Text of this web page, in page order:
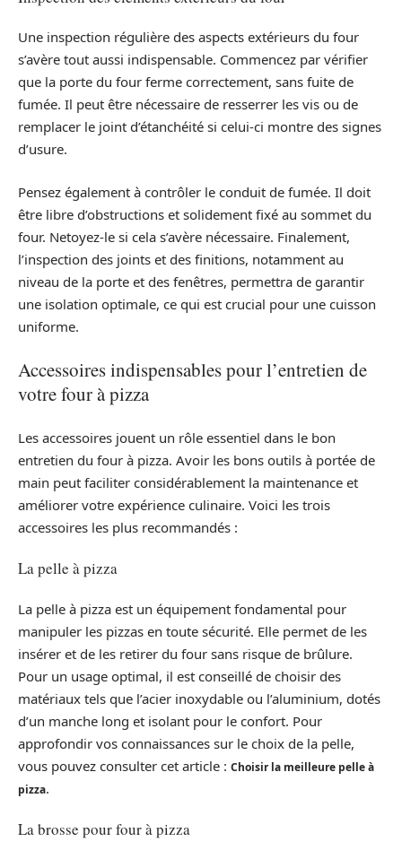
Une inspection régulière des aspects extérieurs du four
s’avère tout aussi indispensable. Commencez par vérifier
que la porte du four ferme correctement, sans fuite de
fumée. Il peut être nécessaire de resserrer les vis ou de
remplacer le joint d’étanchéité si celui-ci montre des signes
d’usure.
Pensez également à contrôler le conduit de fumée. Il doit
être libre d’obstructions et solidement fixé au sommet du
four. Netoyez-le si cela s’avère nécessaire. Finalement,
l’inspection des joints et des finitions, notamment au
niveau de la porte et des fenêtres, permettra de garantir
une isolation optimale, ce qui est crucial pour une cuisson
uniforme.
Accessoires indispensables pour l’entretien de
votre four à pizza
Les accessoires jouent un rôle essentiel dans le bon
entretien du four à pizza. Avoir les bons outils à portée de
main peut faciliter considérablement la maintenance et
améliorer votre expérience culinaire. Voici les trois
accessoires les plus recommandés :
La pelle à pizza
La pelle à pizza est un équipement fondamental pour
manipuler les pizzas en toute sécurité. Elle permet de les
insérer et de les retirer du four sans risque de brûlure.
Pour un usage optimal, il est conseillé de choisir des
matériaux tels que l’acier inoxydable ou l’aluminium, dotés
d’un manche long et isolant pour le confort. Pour
approfondir vos connaissances sur le choix de la pelle,
vous pouvez consulter cet article : Choisir la meilleure pelle à
pizza.
La brosse pour four à pizza